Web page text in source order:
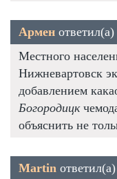
Армен ответил(а)
Местного
Нижневартовск
добавлением
Богородицк
объяснить не
Martin ответил(а)